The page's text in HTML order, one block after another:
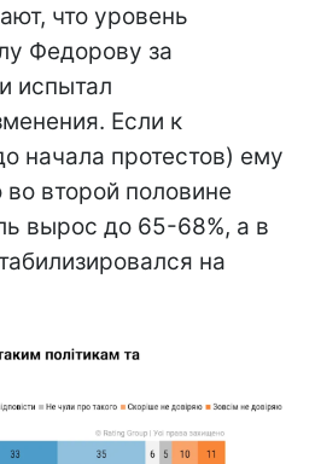
что уровень
Федорову за
испытал
Если к
начала протестов) ему
второй половине
вырос до 65-68%, а в
на